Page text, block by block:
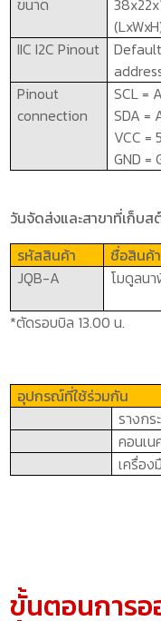
IIC I2C Pinout
Default
Pinout
connection
SCL =
SDA =
VCC =
GND =
วันจัดส่งและสาขาที่เก็บส
รหัสสินค้า
ชื่อสินค้า
JQB-A
โมดูลน
*ตัดรอบบิล 13.00 น.
อุปกรณ์ที่ใช้ร่วมกัน
รางก
คอนเ
เครื่อ
ขั้นตอนการอ